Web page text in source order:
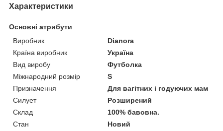
Характеристики
Основні атрибути
Виробник
Dianora
Країна виробник
Україна
Вид виробу
Футболка
Міжнародний розмір
S
Призначення
Для вагітних і годуючих мам
Силует
Розширений
Склад
100% бавовна.
Стан
Новий